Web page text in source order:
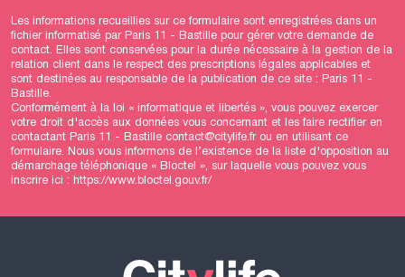
Les informations recueillies sur ce formulaire sont enregistrées dans un
fichier informatisé par Paris 11 - Bastille pour gérer votre demande de
contact. Elles sont conservées pour la durée nécessaire à la gestion de la
relation client dans le respect des prescriptions légales applicables et
sont destinées au responsable de la publication de ce site : Paris 11 -
Bastille.
Conformément à la loi « informatique et libertés », vous pouvez exercer
votre droit d'accès aux données vous concernant et les faire rectifier en
contactant Paris 11 - Bastille contact@citylife.fr ou en utilisant ce
formulaire. Nous vous informons de l’existence de la liste d'opposition au
démarchage téléphonique « Bloctel », sur laquelle vous pouvez vous
inscrire ici : https://www.bloctel.gouv.fr/